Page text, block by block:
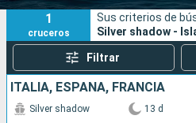
1
cruceros
Sus criterios de
Silver shadow -
Filtrar
ITALIA, ESPAÑA, FRANCIA
Silver shadow 13 d